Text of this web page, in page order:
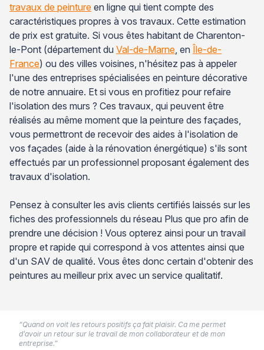
travaux de peinture en ligne qui tient compte des
caractéristiques propres à vos travaux. Cette estimation
de prix est gratuite. Si vous êtes habitant de Charenton-
le-Pont (département du Val-de-Marne , en Île-de-
France) ou des villes voisines, n'hésitez pas à appeler
l'une des entreprises spécialisées en peinture décorative
de notre annuaire. Et si vous en profitiez pour refaire
l'isolation des murs ? Ces travaux, qui peuvent être
réalisés au même moment que la peinture des façades,
vous permettront de recevoir des aides à l'isolation de
vos façades (aide à la rénovation énergétique) s'ils sont
effectués par un professionnel proposant également des
travaux d'isolation.
Pensez à consulter les avis clients certifiés laissés sur les
fiches des professionnels du réseau Plus que pro afin de
prendre une décision ! Vous opterez ainsi pour un travail
propre et rapide qui correspond à vos attentes ainsi que
d'un SAV de qualité. Vous êtes donc certain d'obtenir des
peintures au meilleur prix avec un service qualitatif.
“Quand on voit les retours positifs ça fait plaisir. Ca me permet
d’avoir un retour sur le travail de mon collaborateur et de mon
entreprise.”